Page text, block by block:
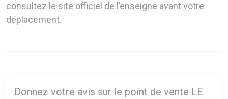
consultez le site officiel de l’enseigne avant votre
déplacement.
Donnez votre avis sur le point de vente LE